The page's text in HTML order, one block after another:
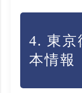
4. 東京
本情報